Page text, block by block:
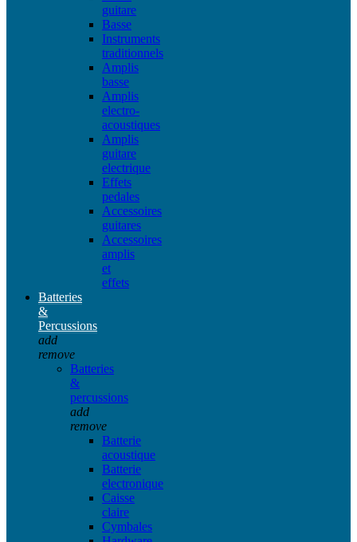
guitare
Basse
Instruments
traditionnels
Amplis
basse
Amplis
electro-
acoustiques
Amplis
guitare
electrique
Effets
pedales
Accessoires
guitares
Accessoires
amplis
et
effets
Batteries
&
Percussions
add
remove
Batteries
&
percussions
add
remove
Batterie
acoustique
Batterie
electronique
Caisse
claire
Cymbales